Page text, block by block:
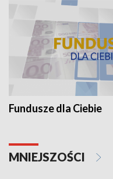
Fundusze dla Ciebie
MNIEJSZOŚCI